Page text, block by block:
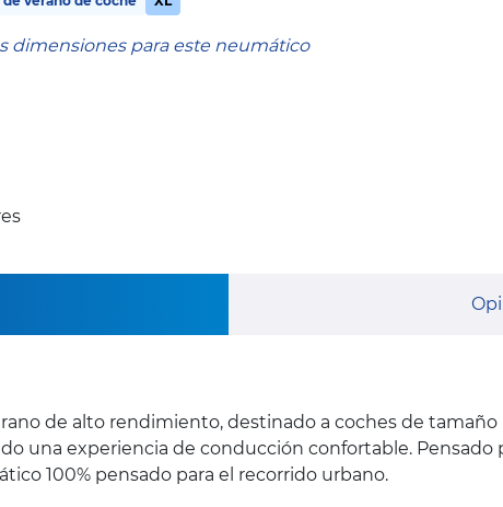
dimensiones para este neumático
de alto rendimiento, destinado a coches de
una experiencia de conducción confortable.
100% pensado para el recorrido urbano.